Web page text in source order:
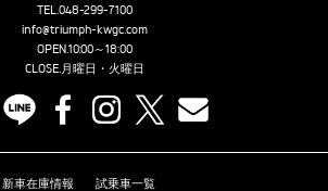
TEL.048-299-7100
info@triumph-kwgc.com
OPEN.10:00～18:00
CLOSE.月曜日・火曜日
TRIUMPH OFFICIAL SITE
LINE FacebookInstagram
新車在庫情報
試乗車一覧